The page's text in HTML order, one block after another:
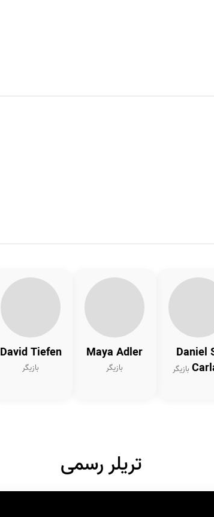
Daniel
بازیگر
Maya Adler
بازیگر
David Tiefen
بازیگر
تریلر رسمی